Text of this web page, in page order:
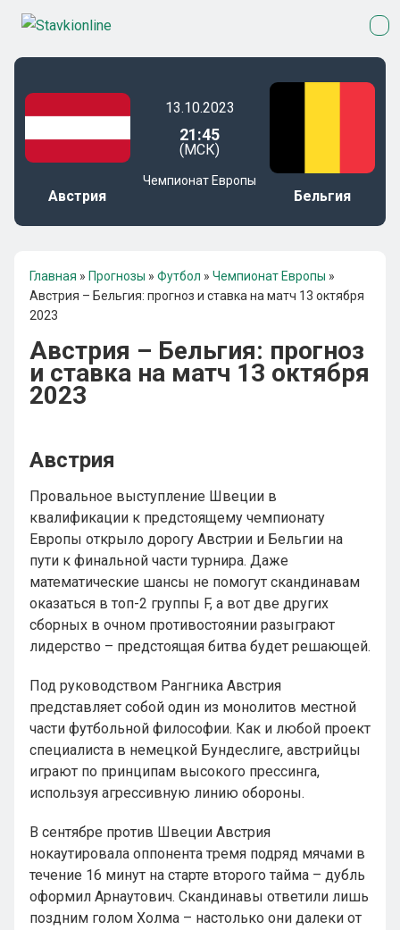
Австрия
13.10.2023
21:45
(МСК)
Чемпионат Европы
Бельгия
Главная » Прогнозы » Футбол » Чемпионат Европы »
Австрия – Бельгия: прогноз и ставка на матч 13 октября
2023
Австрия – Бельгия: прогноз
и ставка на матч 13 октября
2023
Австрия
Провальное выступление Швеции в
квалификации к предстоящему чемпионату
Европы открыло дорогу Австрии и Бельгии на
пути к финальной части турнира. Даже
математические шансы не помогут скандинавам
оказаться в топ-2 группы F, а вот две других
сборных в очном противостоянии разыграют
лидерство – предстоящая битва будет решающей.
Под руководством Рангника Австрия
представляет собой один из монолитов местной
части футбольной философии. Как и любой проект
специалиста в немецкой Бундеслиге, австрийцы
играют по принципам высокого прессинга,
используя агрессивную линию обороны.
В сентябре против Швеции Австрия
нокаутировала оппонента тремя подряд мячами в
течение 16 минут на старте второго тайма – дубль
оформил Арнаутович. Скандинавы ответили лишь
поздним голом Холма – настолько они далеки от